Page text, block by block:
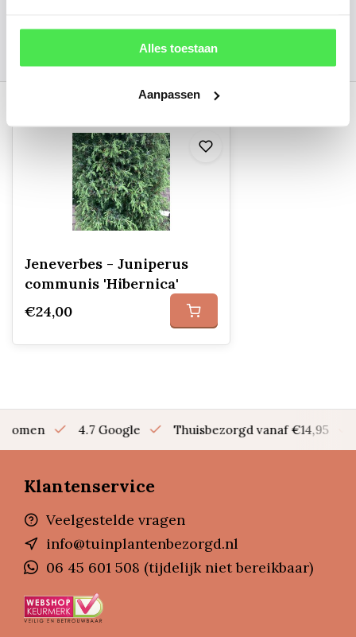
Alles toestaan
Aanpassen
customers give us a 4.7/
Recent bekeken
Jeneverbes - Juniperus
communis 'Hibernica'
€24,00
bomen 4.7 Google Thuisbezorgd vanaf €14,95
Klantenservice
Veelgestelde vragen
info@tuinplantenbezorgd.nl
06 45 601 508 (tijdelijk niet bereikbaar)